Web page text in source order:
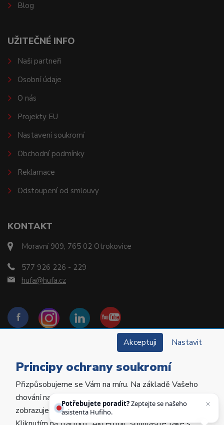
KONTAKT
Moravní 909, 765 02 Otrokovice
577 926 226 - 229
hufa@hufa.cz
Blog
UŽITEČNÉ INFO
Naši partneři
Osobní údaje
O nás
Projekty EU
Nastavení soukromí
Obchodní podmínky
Reklamace
Odstoupení od smlouvy
Copyright © 2022 Hu-Fa Dental a.s. Všechna práva
vyhrazena.
Akceptuji Nastavit
Principy ochrany soukromí
Přizpůsobujeme se Vám na míru. Na základě Vašeho
chování na webu personalizujeme jeho obsah a
zobrazujeme Vám relevantní nabídky a produkty.
Potřebujete poradit?Zeptejte se našeho
asistenta Hufiho.